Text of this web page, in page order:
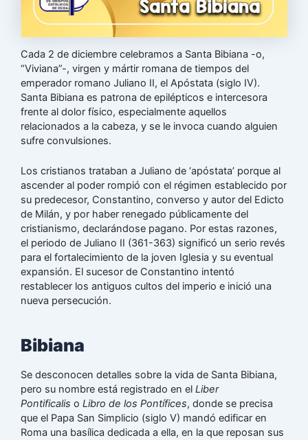
Cada 2 de diciembre celebramos a Santa Bibiana -o,
“Viviana”-, virgen y mártir romana de tiempos del
emperador romano Juliano II, el Apóstata (siglo IV).
Santa Bibiana es patrona de epilépticos e intercesora
frente al dolor físico, especialmente aquellos
relacionados a la cabeza, y se le invoca cuando alguien
sufre convulsiones.
Los cristianos trataban a Juliano de ‘apóstata’ porque al
ascender al poder rompió con el régimen establecido por
su predecesor, Constantino, converso y autor del Edicto
de Milán, y por haber renegado públicamente del
cristianismo, declarándose pagano. Por estas razones,
el periodo de Juliano II (361-363) significó un serio revés
para el fortalecimiento de la joven Iglesia y su eventual
expansión. El sucesor de Constantino intentó
restablecer los antiguos cultos del imperio e inició una
nueva persecución.
Bibiana
Se desconocen detalles sobre la vida de Santa Bibiana,
pero su nombre está registrado en elLiber
Pontificalis oLibro de los Pontífices, donde se precisa
que el Papa San Simplicio (siglo V) mandó edificar en
Roma una basílica dedicada a ella, en la que reposan sus